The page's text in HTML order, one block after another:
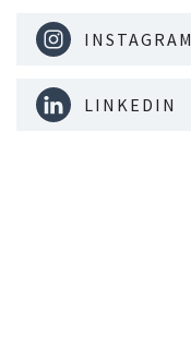
INSTAGRAM
LINKEDIN